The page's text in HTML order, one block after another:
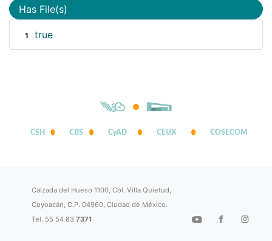
Has File(s)
1 true
CSH CBS CyAD CEUX COSECOM
Calzada del Hueso 1100, Col. Villa Quietud,
Coyoacán, C.P. 04960, Ciudad de México.
Tel. 55 54 837371